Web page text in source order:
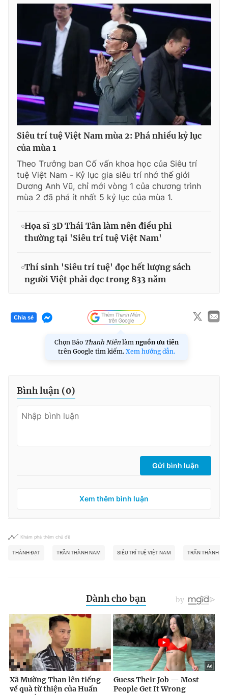
Siêu trí tuệ Việt Nam mùa 2: Phá nhiều kỷ lục
của mùa 1
Theo Trưởng ban Cố vấn khoa học của Siêu trí
tuệ Việt Nam - Kỷ lục gia siêu trí nhớ thế giới
Dương Anh Vũ, chỉ mới vòng 1 của chương trình
mùa 2 đã phá ít nhất 5 kỷ lục của mùa 1.
Họa sĩ 3D Thái Tân làm nên điều phi
thường tại 'Siêu trí tuệ Việt Nam'
Thí sinh 'Siêu trí tuệ' đọc hết lượng sách
người Việt phải đọc trong 833 năm
Chia sẻ
Chọn Báo Thanh Niên làm nguồn ưu tiên
trên Google tìm kiếm. Xem hướng dẫn.
Bình luận (0)
Gửi bình luận
Xem thêm bình luận
Khám phá thêm chủ đề
THÀNH ĐẠT TRẦN THÀNH NAM SIÊU TRÍ TUỆ VIỆT NAM TRẤN THÀNH